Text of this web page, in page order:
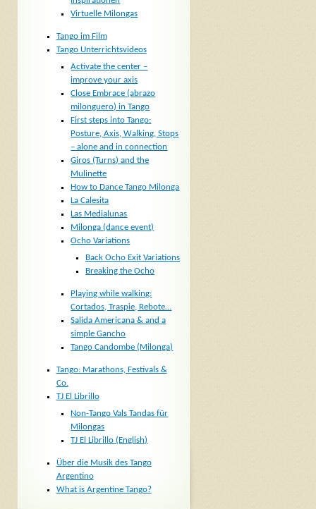
Virtuelle Milongas
Tango im Film
Tango Unterrichtsvideos
Activate the center –
improve your axis
Close Embrace (abrazo
milonguero) in Tango
First steps into Tango:
Posture, Axis, Walking, Stops
– alone and in connection
Giros (Turns) and the
Mulinette
How to Dance Tango Milonga
La Calesita
Las Medialunas
Milonga (dance event)
Ocho Variations
Back Ocho Exit Variations
Breaking the Ocho
Playing while walking:
Cortados, Traspie, Rebote…
Salida Americana & and a
simple Gancho
Tango Candombe (Milonga)
Tango: Marathons, Festivals &
Co.
TJ El Librillo
Non-Tango Vals Tandas für
Milongas
TJ El Librillo (English)
Über die Musik des Tango
Argentino
What is Argentine Tango?